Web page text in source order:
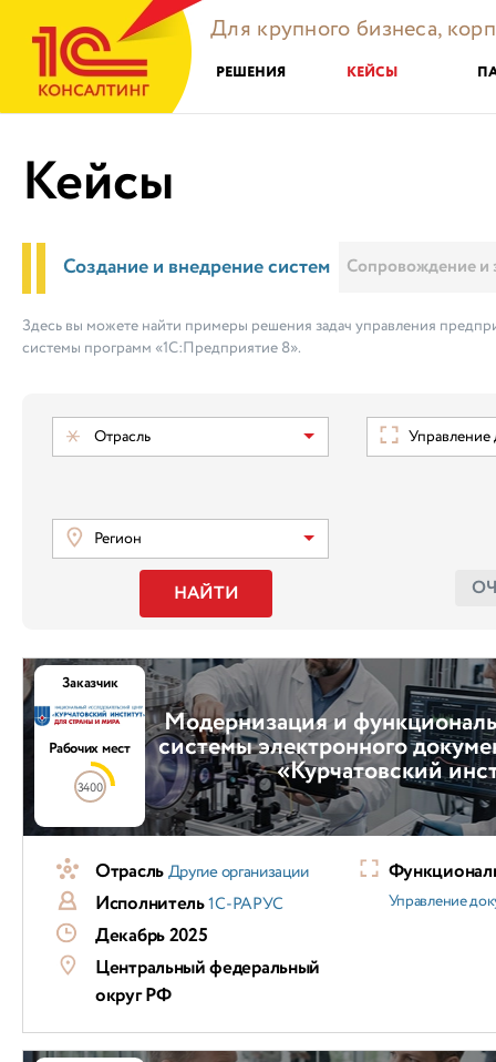
Для крупного бизнеса,
РЕШЕНИЯ КЕЙСЫ
Кейсы
Создание и внедрение систем Сопровождение и
Здесь вы можете найти примеры решения задач управления
системы программ «1С:Предприятие 8».
Отрасль
Регион
Управление
НАЙТИ
Модернизация и
системы электронного
«Курчатовский
Заказчик
Рабочих мест
3400
ОтрасльДругие организации
Исполнитель1С-РАРУС
Декабрь 2025
Центральный федеральный
округ РФ
Управление